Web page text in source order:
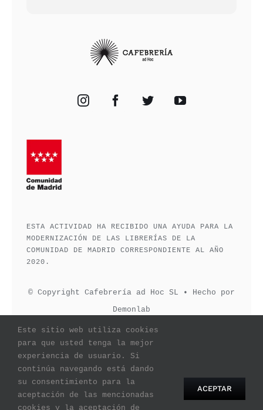
ESTA ACTIVIDAD HA RECIBIDO UNA AYUDA PARA LA
MODERNIZACIÓN DE LAS LIBRERÍAS DE LA
COMUNIDAD DE MADRID CORRESPONDIENTE AL AÑO
2020.
© Copyright Cafebrería ad Hoc SL • Hecho por
Demonlab
Este sitio web utiliza cookies
para que usted tenga la mejor
experiencia de usuario. Si
continúa navegando está dando
su consentimiento para la
aceptación de las mencionadas
cookies y la aceptación de
ACEPTAR